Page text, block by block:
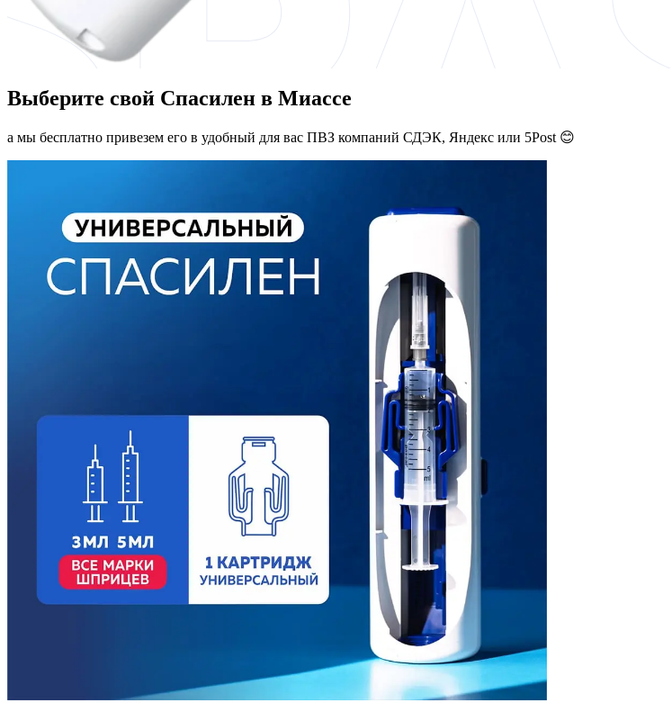
Выберите свой Спасилен в Миассе
а мы бесплатно привезем его в удобный для вас ПВЗ компаний СДЭК, Яндекс или 5Post 😊